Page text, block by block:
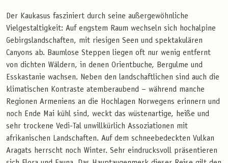
Der Kaukasus fasziniert durch seine außergewöhnliche
Vielgestaltigkeit: Auf engstem Raum wechseln sich hochalpine
Gebirgslandschaften, mit riesigen Seen und spektakulären
Canyons ab. Baumlose Steppen liegen oft nur wenig entfernt
von dichten Wäldern, in denen Orientbuche, Bergulme und
Esskastanie wachsen. Neben den landschaftlichen sind auch die
klimatischen Kontraste atemberaubend – während manche
Regionen Armeniens an die Hochlagen Norwegens erinnern und
noch Ende Mai kühl sind, weckt das wüstenartige, heiße und
sehr trockene Vedi-Tal unwillkürlich Assoziationen mit
afrikanischen Landschaften. Auf dem schneebedeckten Vulkan
Aragats herrscht noch Winter. Sehr eindrucksvoll präsentieren